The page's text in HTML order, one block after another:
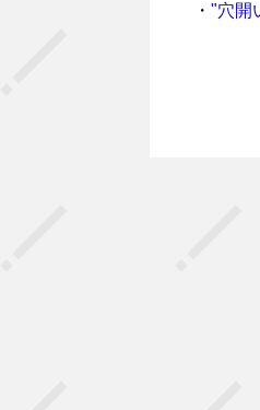
・ "穴開